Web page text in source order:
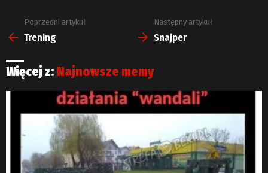
Zobacz
więcej
Poprzedni artykuł
Trening
Następny artykuł
Snajper
Więcej z: Najnowsze memy